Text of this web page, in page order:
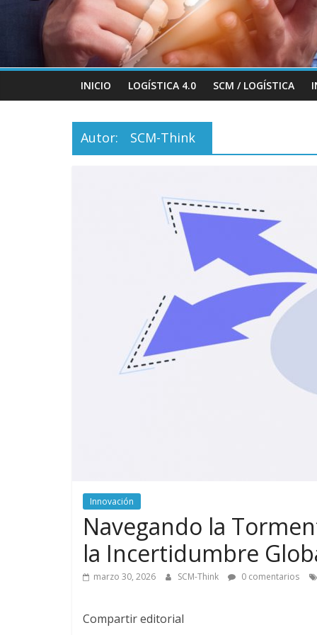
INICIO LOGÍSTICA 4.0 SCM / LOGÍSTICA
Autor: SCM-Think
Innovación
Navegando la
la Incertidumbre
marzo 30, 2026 SCM-Think 0 comentarios
Compartir editorial